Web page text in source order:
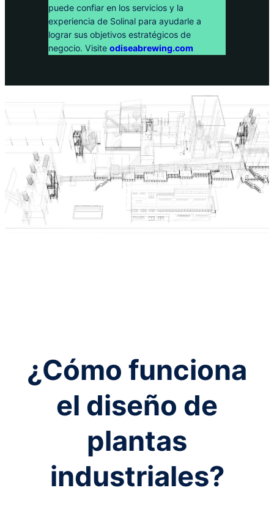
puede confiar en los servicios y la
experiencia de Solinal para ayudarle a
lograr sus objetivos estratégicos de
negocio. Visite odiseabrewing.com
¿Cómo funciona
el diseño de
plantas
industriales?